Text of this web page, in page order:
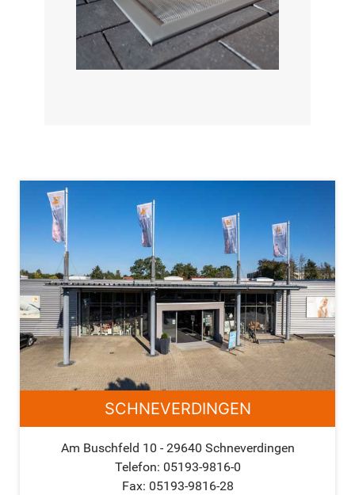
SCHNEVERDINGEN
Am Buschfeld 10 - 29640 Schneverdingen
Telefon: 05193-9816-0
Fax: 05193-9816-28